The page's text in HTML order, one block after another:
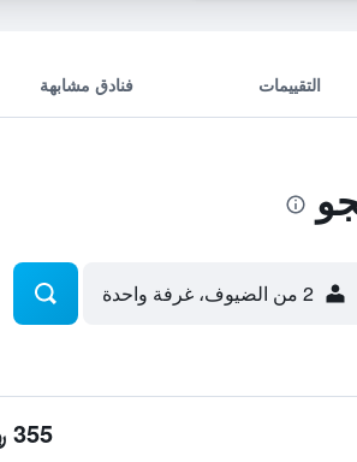
التقييمات فنادق مشابهة
2 من الضيوف، غرفة واحدة
355 ﷼